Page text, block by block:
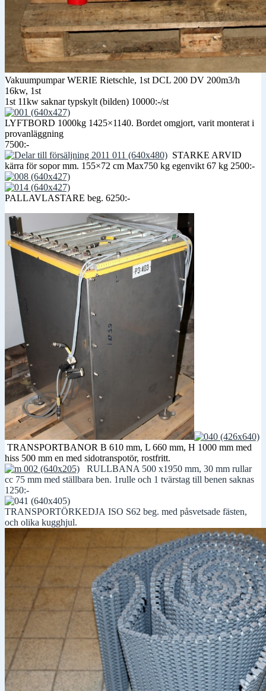
Vakuumpumpar WERIE Rietschle, 1st DCL 200 DV 200m3/h
16kw, 1st
1st 11kw saknar typskylt (bilden) 10000:-/st
LYFTBORD 1000kg 1425×1140. Bordet omgjort, varit monterat i
provanläggning
7500:-
STARKE ARVID
kärra för sopor mm. 155×72 cm Max750 kg egenvikt 67 kg 2500:-
PALLAVLASTARE beg. 6250:-
TRANSPORTBANOR B 610 mm, L 660 mm, H 1000 mm med
hiss 500 mm en med sidotranspotör, rostfritt.
RULLBANA 500 x1950 mm, 30 mm rullar
cc 75 mm med ställbara ben. 1rulle och 1 tvärstag till benen saknas
1250:-
TRANSPORTÖRKEDJA ISO S62 beg. med påsvetsade fästen,
och olika kugghjul.